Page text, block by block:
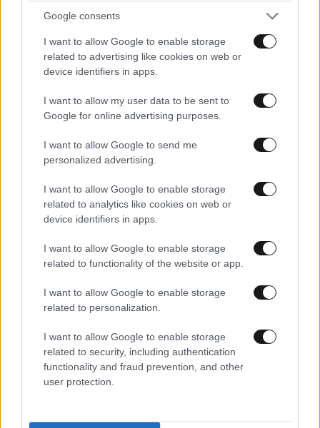
Google consents
I want to allow Google to enable storage
related to advertising like cookies on web or
device identifiers in apps.
I want to allow my user data to be sent to
Google for online advertising purposes.
I want to allow Google to send me
personalized advertising.
I want to allow Google to enable storage
related to analytics like cookies on web or
device identifiers in apps.
I want to allow Google to enable storage
related to functionality of the website or app.
I want to allow Google to enable storage
related to personalization.
I want to allow Google to enable storage
related to security, including authentication
functionality and fraud prevention, and other
user protection.
Πες μου πότε γεννήθηκες και
θα σου πω ποιες εμπειρίες θα
σου έκανα δώρο!
40 ημέρες, 33 δράσεις, 4.000+
συμμετοχές